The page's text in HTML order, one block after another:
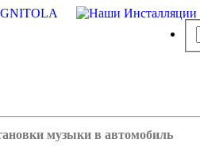
музыки в автомобиль